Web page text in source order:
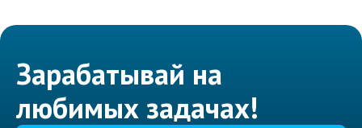
Зарабатывай на
любимых задачах!